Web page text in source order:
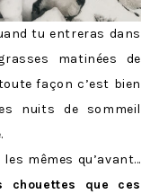
tu entreras dans
matinées de
façon c’est bien
nuits de sommeil
mêmes qu’avant…
chouettes que ces